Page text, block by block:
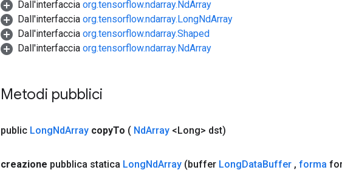
Dall'interfaccia org.tensorflow.ndarray.NdArray
Dall'interfaccia org.tensorflow.ndarray.LongNdArray
Dall'interfaccia org.tensorflow.ndarray.Shaped
Dall'interfaccia org.tensorflow.ndarray.NdArray
Metodi pubblici
public LongNdArray copyTo ( NdArray <Long> dst)
creazione pubblica statica LongNdArray (buffer LongDataBuffer , forma